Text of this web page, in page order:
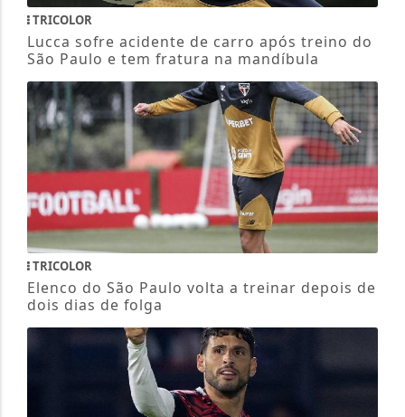
TRICOLOR
Lucca sofre acidente de carro após treino do
São Paulo e tem fratura na mandíbula
TRICOLOR
Elenco do São Paulo volta a treinar depois de
dois dias de folga